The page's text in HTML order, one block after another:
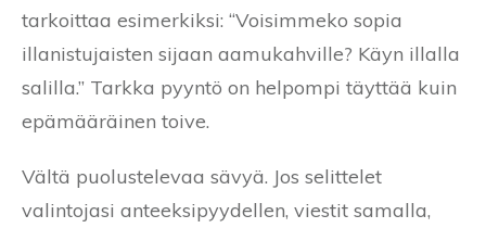
tarkoittaa esimerkiksi: “Voisimmeko sopia
illanistujaisten sijaan aamukahville? Käyn illalla
salilla.” Tarkka pyyntö on helpompi täyttää kuin
epämääräinen toive.
Vältä puolustelevaa sävyä. Jos selittelet
valintojasi anteeksipyydellen, viestit samalla,